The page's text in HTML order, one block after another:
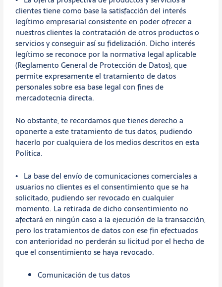
clientes tiene como base la satisfacción del interés
legítimo empresarial consistente en poder ofrecer a
nuestros clientes la contratación de otros productos o
servicios y conseguir así su fidelización. Dicho interés
legítimo se reconoce por la normativa legal aplicable
(Reglamento General de Protección de Datos), que
permite expresamente el tratamiento de datos
personales sobre esa base legal con fines de
mercadotecnia directa.
No obstante, te recordamos que tienes derecho a
oponerte a este tratamiento de tus datos, pudiendo
hacerlo por cualquiera de los medios descritos en esta
Política.
• La base del envío de comunicaciones comerciales a
usuarios no clientes es el consentimiento que se ha
solicitado, pudiendo ser revocado en cualquier
momento. La retirada de dicho consentimiento no
afectará en ningún caso a la ejecución de la transacción,
pero los tratamientos de datos con ese fin efectuados
con anterioridad no perderán su licitud por el hecho de
que el consentimiento se haya revocado.
Comunicación de tus datos